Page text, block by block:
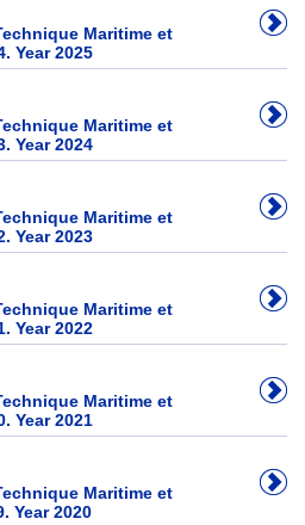
Maritime et
Year 2025
Maritime et
Year 2024
Maritime et
Year 2023
Maritime et
Year 2022
Maritime et
Year 2021
Maritime et
Year 2020